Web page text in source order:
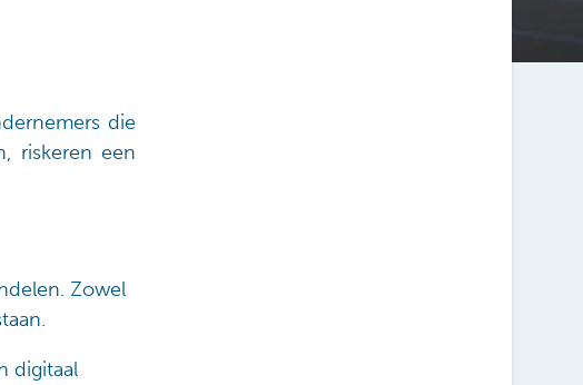
die
riskeren een
Zowel
digitaal